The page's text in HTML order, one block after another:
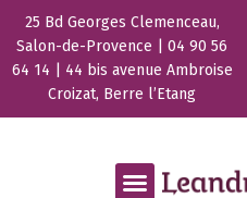
25 Bd Georges Clemenceau,
Salon-de-Provence | 04 90 56
64 14 | 44 bis avenue Ambroise
Croizat, Berre l’Etang